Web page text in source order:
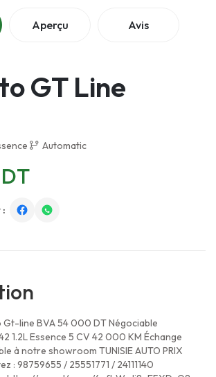
Aperçu Avis
GT Line
Automatic
:
Gt-line BVA 54 000 DT Négociable
1.2L Essence 5 CV 42 000 KM Échange
à notre showroom TUNISIE AUTO PRIX
: 98759655 / 25551771 / 24111140